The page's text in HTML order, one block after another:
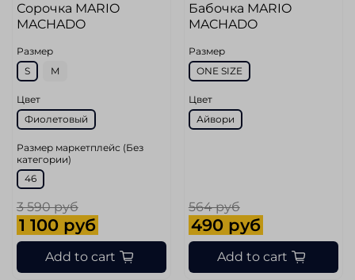
Сорочка MARIO
MACHADO
Размер
S
M
Цвет
Фиолетовый
Размер маркетплейс (Без
категории)
46
3 590 руб
1 100 руб
Add to cart
Бабочка MARIO
MACHADO
Размер
ONE SIZE
Цвет
Айвори
564 руб
490 руб
Add to cart